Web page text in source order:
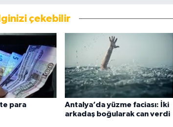
çekebilir
para
Antalya’da yüzme faciası: İki
arkadaş boğularak can verdi